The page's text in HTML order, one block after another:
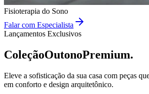
Fisioterapia do Sono
Falar com Especialista
Lançamentos Exclusivos
ColeçãoOutonoPremium.
Eleve a sofisticação da sua casa com peças
em conforto e design arquitetônico.